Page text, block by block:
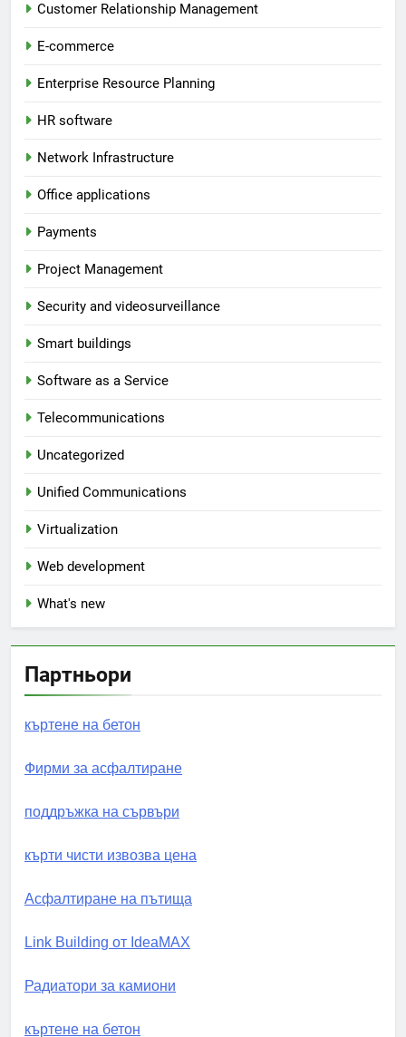
Customer Relationship Management
E-commerce
Enterprise Resource Planning
HR software
Network Infrastructure
Office applications
Payments
Project Management
Security and videosurveillance
Smart buildings
Software as a Service
Telecommunications
Uncategorized
Unified Communications
Virtualization
Web development
What's new
Партньори
къртене на бетон
Фирми за асфалтиране
поддръжка на сървъри
кърти чисти извозва цена
Асфалтиране на пътища
Link Building от IdeaMAX
Радиатори за камиони
къртене на бетон